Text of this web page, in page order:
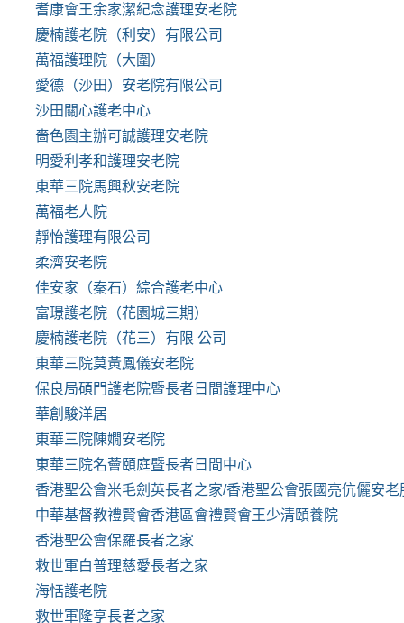
耆康會王余家潔紀念護理安老院
慶楠護老院（利安）有限公司
萬福護理院（大圍）
愛德（沙田）安老院有限公司
沙田關心護老中心
嗇色園主辦可誠護理安老院
明愛利孝和護理安老院
東華三院馬興秋安老院
萬福老人院
靜怡護理有限公司
柔濟安老院
佳安家（秦石）綜合護老中心
富璟護老院（花園城三期）
慶楠護老院（花三）有限 公司
東華三院莫黃鳳儀安老院
保良局碩門護老院暨長者日間護理中心
華創駿洋居
東華三院陳嫺安老院
東華三院名薈頤庭暨長者日間中心
香港聖公會米毛劍英長者之家/香港聖公會張國亮伉儷安老
中華基督教禮賢會香港區會禮賢會王少清頤養院
香港聖公會保羅長者之家
救世軍白普理慈愛長者之家
海恬護老院
救世軍隆亨長者之家